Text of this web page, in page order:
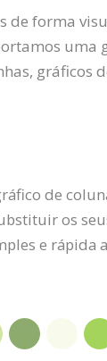
forma
gráficos
de
os
e rápida